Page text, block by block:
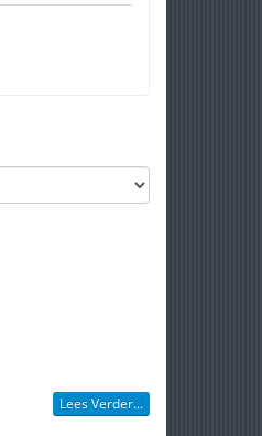
Lees Verder...